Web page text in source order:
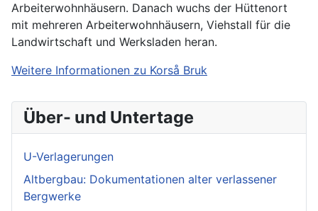
Arbeiterwohnhäusern. Danach wuchs der Hüttenort
mit mehreren Arbeiterwohnhäusern, Viehstall für die
Landwirtschaft und Werksladen heran.
Weitere Informationen zu Korså Bruk
Über- und Untertage
U-Verlagerungen
Altbergbau: Dokumentationen alter verlassener
Bergwerke